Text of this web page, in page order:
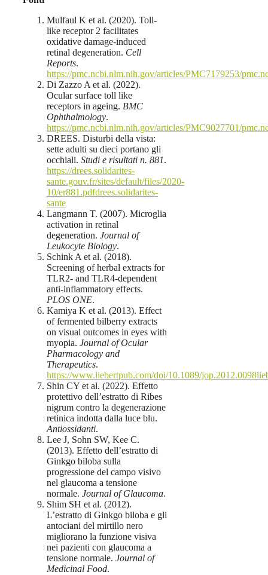
Mulfaul K et al. (2020). Toll-
like receptor 2 facilitates
oxidative damage-induced
retinal degeneration. Cell
Reports.
https://pmc.ncbi.nlm.nih.gov/articles/PMC7179253/
Di Zazzo A et al. (2022).
Ocular surface toll like
receptors in ageing. BMC
Ophthalmology.
https://pmc.ncbi.nlm.nih.gov/articles/PMC9027701/
DREES. Disturbi della vista:
sette adulti su dieci portano gli
occhiali. Studi e risultati n. 881.
https://drees.solidarites-
sante.gouv.fr/sites/default/files/2020-
10/er881.pdfdrees.solidarites-
sante
Langmann T. (2007). Microglia
activation in retinal
degeneration. Journal of
Leukocyte Biology.
Schink A et al. (2018).
Screening of herbal extracts for
TLR2- and TLR4-dependent
anti-inflammatory effects.
PLOS ONE.
Kamiya K et al. (2013). Effect
of fermented bilberry extracts
on visual outcomes in eyes with
myopia. Journal of Ocular
Pharmacology and
Therapeutics.
https://www.liebertpub.com/doi/10.1089/
Shin CY et al. (2022). Effetto
protettivo dell’estratto di Ribes
nigrum contro la degenerazione
retinica indotta dalla luce blu.
Antiossidanti.
Lee J, Sohn SW, Kee C.
(2013). Effetto dell’estratto di
Ginkgo biloba sulla
progressione del campo visivo
nel glaucoma a tensione
normale. Journal of Glaucoma.
Shim SH et al. (2012).
L’estratto di Ginkgo biloba e gli
antociani del mirtillo nero
migliorano la funzione visiva
nei pazienti con glaucoma a
tensione normale. Journal of
Medicinal Food.